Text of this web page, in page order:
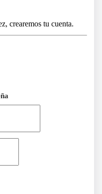
crearemos tu cuenta.